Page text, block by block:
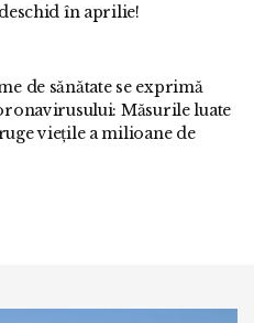
în aprilie!
de sănătate se exprimă
Măsurile luate
viețile a milioane de